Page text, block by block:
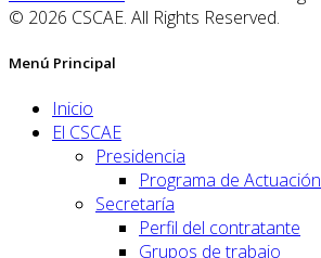
© 2026 CSCAE. All Rights Reserved.
Menú Principal
Inicio
El CSCAE
Presidencia
Programa de Actuación
Secretaría
Perfil del contratante
Grupos de trabajo